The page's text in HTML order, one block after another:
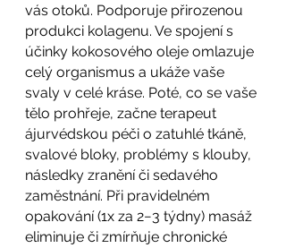
vás otoků. Podporuje přirozenou
produkci kolagenu. Ve spojení s
účinky kokosového oleje omlazuje
celý organismus a ukáže vaše
svaly v celé kráse. Poté, co se vaše
tělo prohřeje, začne terapeut
ájurvédskou péči o zatuhlé tkáně,
svalové bloky, problémy s klouby,
následky zranění či sedavého
zaměstnání. Při pravidelném
opakování (1x za 2−3 týdny) masáž
eliminuje či zmírňuje chronické